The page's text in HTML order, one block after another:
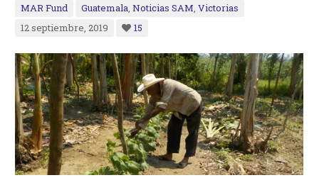
MAR Fund Guatemala,Noticias SAM,Victorias
12 septiembre, 2019
15